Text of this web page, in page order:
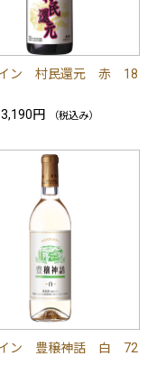
イン 村民還元 赤 18
3,190円 （税込み）
イン 豊穣神話 白 72